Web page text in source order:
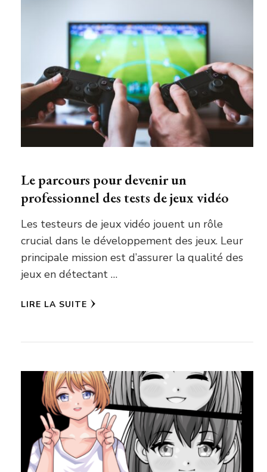
Le parcours pour devenir un
professionnel des tests de jeux vidéo
Les testeurs de jeux vidéo jouent un rôle
crucial dans le développement des jeux. Leur
principale mission est d’assurer la qualité des
jeux en détectant …
LIRE LA SUITE